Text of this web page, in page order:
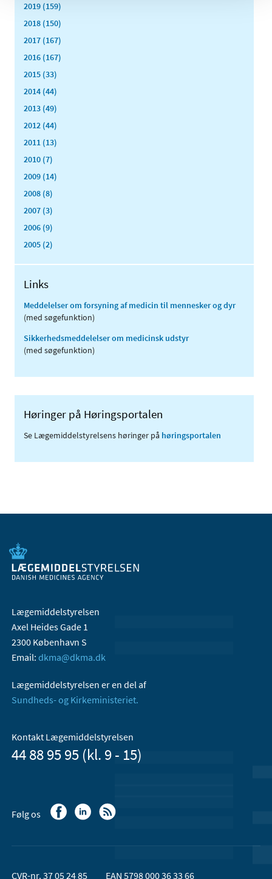
2019 (159)
2018 (150)
2017 (167)
2016 (167)
2015 (33)
2014 (44)
2013 (49)
2012 (44)
2011 (13)
2010 (7)
2009 (14)
2008 (8)
2007 (3)
2006 (9)
2005 (2)
Links
Meddelelser om forsyning af medicin til mennesker og dyr
(med søgefunktion)
Sikkerhedsmeddelelser om medicinsk udstyr
(med søgefunktion)
Høringer på Høringsportalen
Se Lægemiddelstyrelsens høringer på høringsportalen
Lægemiddelstyrelsen
Axel Heides Gade 1
2300 København S
Email: dkma@dkma.dk
Lægemiddelstyrelsen er en del af
Sundheds- og Kirkeministeriet.
Kontakt Lægemiddelstyrelsen
44 88 95 95 (kl. 9 - 15)
Følg os
CVR-nr. 37 05 24 85 EAN 5798 000 36 33 66